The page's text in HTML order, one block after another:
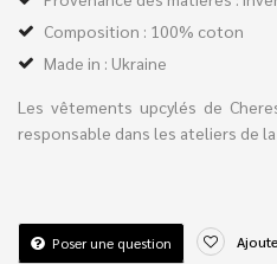
Composition : 100% coton
Made in : Ukraine
Les vêtements upcylés de
responsable dans les ateliers de la
Poser une question